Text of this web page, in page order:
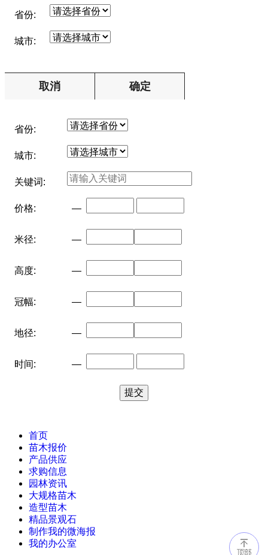
省份:
城市:
取消 确定
省份:
城市:
关键词:
价格: —
米径: —
高度: —
冠幅: —
地径: —
时间: —
首页
苗木报价
产品供应
求购信息
园林资讯
大规格苗木
造型苗木
精品景观石
制作我的微海报
我的办公室